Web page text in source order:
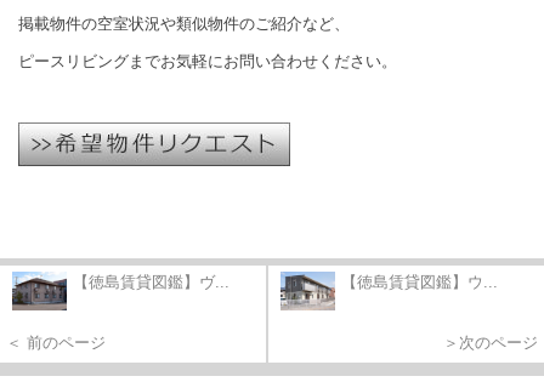
掲載物件の空室状況や類似物件のご紹介など、
ピースリビングまでお気軽にお問い合わせください。
【徳島賃貸図鑑】ヴ...
＜ 前のページ
【徳島賃貸図鑑】ウ...
＞次のページ